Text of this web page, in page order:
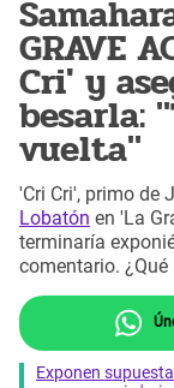
GRAVE
Cri' y
besarla:
vuelta"
'Cri Cri', primo de
Lobatón en 'La
terminaría
comentario.
Exponen